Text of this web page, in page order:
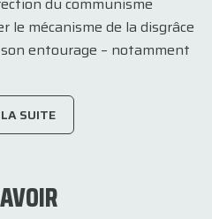
mécanisme de la disgrâce
entourage – notamment
SUITE